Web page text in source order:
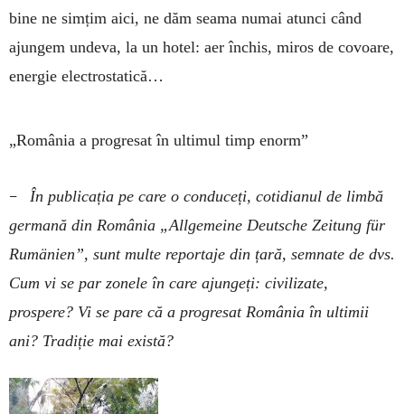
bine ne simțim aici, ne dăm seama numai atunci când
ajungem undeva, la un hotel: aer închis, miros de covoare,
energie electrostatică…
„România a progresat în ultimul timp enorm”
– În publicația pe care o conduceți, cotidianul de limbă
germană din România „Allgemeine ­Deutsche Zeitung für
Rumänien”, sunt multe reportaje din țară, semnate de dvs.
Cum vi se par zonele în care ajungeți: civilizate,
prospere? Vi se pare că a progresat România în ultimii
ani? Tradiție mai există?